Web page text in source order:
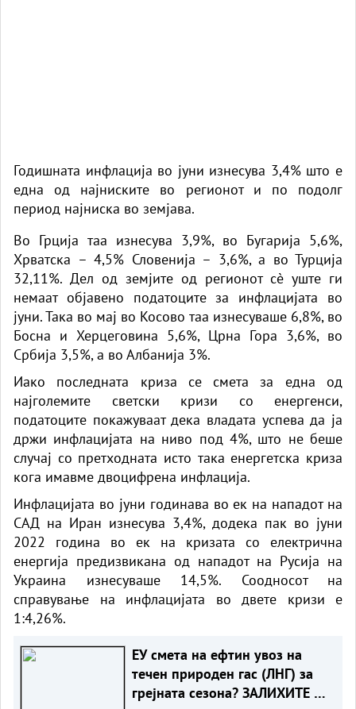
Годишната инфлација во јуни изнесува 3,4% што е
една од најниските во регионот и по подолг
период најниска во земјава.
Во Грција таа изнесува 3,9%, во Бугарија 5,6%,
Хрватска – 4,5% Словенија – 3,6%, а во Турција
32,11%. Дел од земјите од регионот сè уште ги
немаат објавено податоците за инфлацијата во
јуни. Така во мај во Косово таа изнесуваше 6,8%, во
Босна и Херцеговина 5,6%, Црна Гора 3,6%, во
Србија 3,5%, а во Албанија 3%.
Иако последната криза се смета за една од
најголемите светски кризи со енергенси,
податоците покажуваат дека владата успева да ја
држи инфлацијата на ниво под 4%, што не беше
случај со претходната исто така енергетска криза
кога имавме двоцифрена инфлација.
Инфлацијата во јуни годинава во ек на нападот на
САД на Иран изнесува 3,4%, додека пак во јуни
2022 година во ек на кризата со електрична
енергија предизвикана од нападот на Русија на
Украина изнесуваше 14,5%. Соодносот на
справување на инфлацијата во двете кризи е
1:4,26%.
ЕУ смета на ефтин увоз на
течен природен гас (ЛНГ) за
грејната сезона? ЗАЛИХИТЕ СЕ